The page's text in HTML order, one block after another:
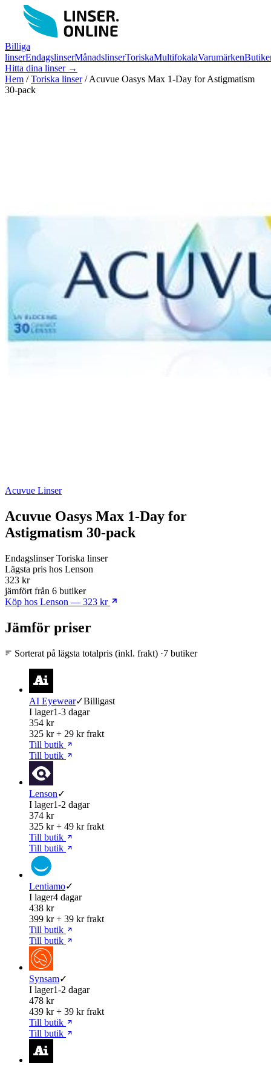
Billiga
linserEndagslinserMånadslinserToriskaMultifokalaVarumärken
Hitta dina linser →
Hem / Toriska linser / Acuvue Oasys Max 1-Day for Astigmatism
30-pack
Acuvue Linser
Acuvue Oasys Max 1-Day for
Astigmatism 30-pack
Endagslinser Toriska linser
Lägsta pris hos Lenson
323 kr
jämfört från 6 butiker
Köp hos Lenson — 323 kr
Jämför priser
Sorterat på lägsta totalpris (inkl. frakt) ·7 butiker
AI Eyewear✓Billigast
I lager1-3 dagar
354 kr
325 kr + 29 kr frakt
Till butik
Till butik
Lenson✓
I lager1-2 dagar
374 kr
325 kr + 49 kr frakt
Till butik
Till butik
Lentiamo✓
I lager4 dagar
438 kr
399 kr + 39 kr frakt
Till butik
Till butik
Synsam✓
I lager1-2 dagar
478 kr
439 kr + 39 kr frakt
Till butik
Till butik